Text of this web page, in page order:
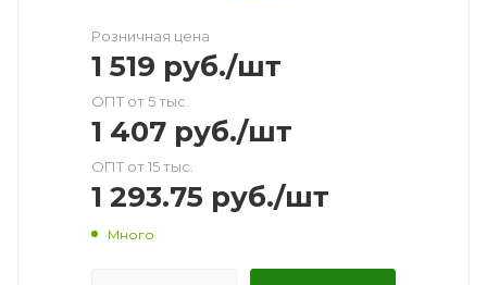
Розничная цена
1 519 руб./шт
ОПТ от 5 тыс.
1 407 руб./шт
ОПТ от 15 тыс.
1 293.75 руб./шт
Много